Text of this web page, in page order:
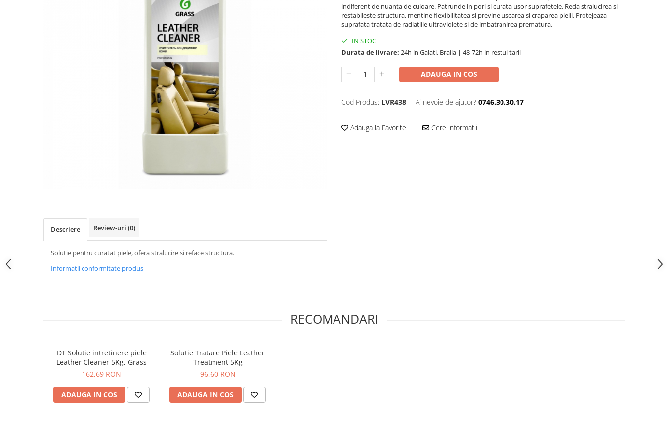
indiferent de nuanta de culoare. Patrunde in pori si curata usor suprafetele. Reda stralucirea si
restabileste structura, mentine flexibilitatea si previne uscarea si craparea pielii. Protejeaza
suprafata tratata de radiatiile ultraviolete si de imbatranirea prematura.
IN STOC
Durata de livrare: 24h in Galati, Braila | 48-72h in restul tarii
ADAUGA IN COS
Cod Produs: LVR438 Ai nevoie de ajutor? 0746.30.30.17
Adauga la Favorite Cere informatii
Descriere Review-uri (0)
Solutie pentru curatat piele, ofera stralucire si reface structura.
Informatii conformitate produs
RECOMANDARI
DT Solutie intretinere piele
Leather Cleaner 5Kg, Grass
162,69 RON
ADAUGA IN COS
Solutie Tratare Piele Leather
Treatment 5Kg
96,60 RON
ADAUGA IN COS